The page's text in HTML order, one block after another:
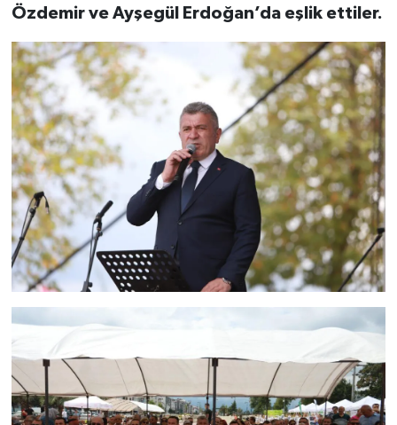
Özdemir ve Ayşegül Erdoğan’da eşlik ettiler.